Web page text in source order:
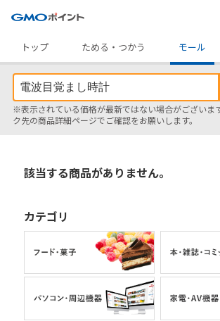
トップ
ためる・つかう モール
※表示されている価格が最新ではない場合がございま
ク先の商品詳細ページでご確認をお願いします。
該当する商品がありません。
カテゴリ